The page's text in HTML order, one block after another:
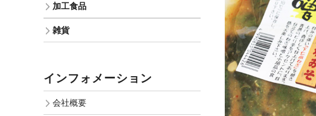
加工食品
雑貨
インフォメーション
会社概要